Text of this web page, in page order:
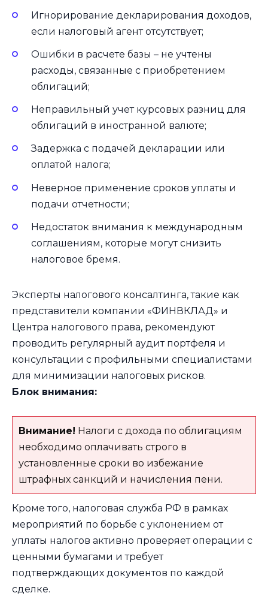
Игнорирование декларирования доходов,
если налоговый агент отсутствует;
Ошибки в расчете базы – не учтены
расходы, связанные с приобретением
облигаций;
Неправильный учет курсовых разниц для
облигаций в иностранной валюте;
Задержка с подачей декларации или
оплатой налога;
Неверное применение сроков уплаты и
подачи отчетности;
Недостаток внимания к международным
соглашениям, которые могут снизить
налоговое бремя.
Эксперты налогового консалтинга, такие как
представители компании «ФИНВКЛАД» и
Центра налогового права, рекомендуют
проводить регулярный аудит портфеля и
консультации с профильными специалистами
для минимизации налоговых рисков.
Блок внимания:
Внимание! Налоги с дохода по облигациям
необходимо оплачивать строго в
установленные сроки во избежание
штрафных санкций и начисления пени.
Кроме того, налоговая служба РФ в рамках
мероприятий по борьбе с уклонением от
уплаты налогов активно проверяет операции с
ценными бумагами и требует
подтверждающих документов по каждой
сделке.